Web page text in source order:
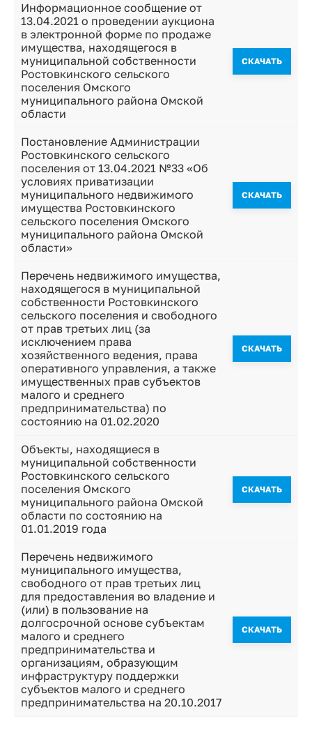
Информационное сообщение от
13.04.2021 о проведении аукциона
в электронной форме по продаже
имущества, находящегося в
муниципальной собственности
Ростовкинского сельского
поселения Омского
муниципального района Омской
области
CКАЧАТЬ
Постановление Администрации
Ростовкинского сельского
поселения от 13.04.2021 №33 «Об
условиях приватизации
муниципального недвижимого
имущества Ростовкинского
сельского поселения Омского
муниципального района Омской
области»
CКАЧАТЬ
Перечень недвижимого имущества,
находящегося в муниципальной
собственности Ростовкинского
сельского поселения и свободного
от прав третьих лиц (за
исключением права
хозяйственного ведения, права
оперативного управления, а также
имущественных прав субъектов
малого и среднего
предпринимательства) по
состоянию на 01.02.2020
CКАЧАТЬ
Объекты, находящиеся в
муниципальной собственности
Ростовкинского сельского
поселения Омского
муниципального района Омской
области по состоянию на
01.01.2019 года
CКАЧАТЬ
Перечень недвижимого
муниципального имущества,
свободного от прав третьих лиц
для предоставления во владение и
(или) в пользование на
долгосрочной основе субъектам
малого и среднего
предпринимательства и
организациям, образующим
инфраструктуру поддержки
субъектов малого и среднего
предпринимательства на 20.10.2017
CКАЧАТЬ